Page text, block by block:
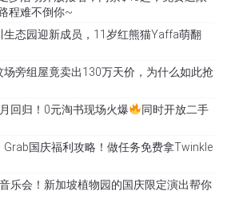
程难不倒你~
生态园迎新成员，11岁红熊猫Yaffa萌翻
旁组屋竟卖出130万天价，为什么如此抢
回归！0元淘书现场火爆
同时开放二手
国庆福利攻略！做任务免费拿Twinkle
乐会！新加坡植物园的国庆限定演出帮你